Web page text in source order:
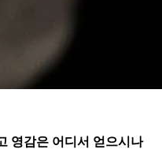
영감은 어디서 얻으시나